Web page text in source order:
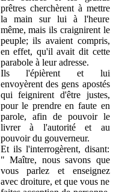
prêtres cherchèrent à mettre
la main sur lui à l'heure
même, mais ils craignirent le
peuple; ils avaient compris,
en effet, qu'il avait dit cette
parabole à leur adresse.
Ils l'épièrent et lui
envoyèrent des gens apostés
qui feignirent d'être justes,
pour le prendre en faute en
parole, afin de pouvoir le
livrer à l'autorité et au
pouvoir du gouverneur.
Et ils l'interrogèrent, disant:
" Maître, nous savons que
vous parlez et enseignez
avec droiture, et que vous ne